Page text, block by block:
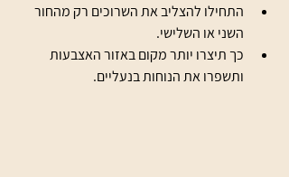
התחילו להצליב את השרוכים רק מהחור
השני או השלישי.
כך תיצרו יותר מקום באזור האצבעות
ותשפרו את הנוחות בנעליים.